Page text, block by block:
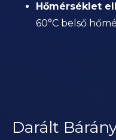
Hőmérséklet
60°C belső
Darált